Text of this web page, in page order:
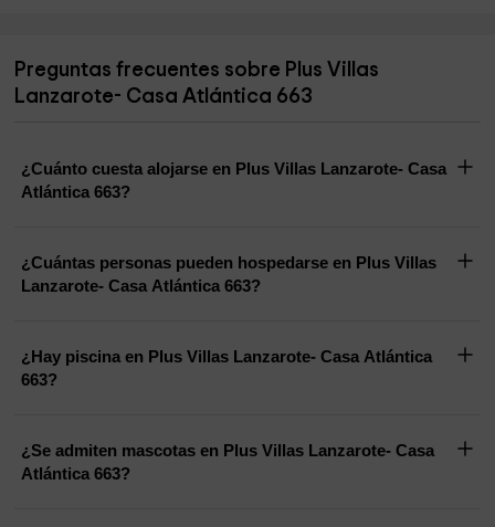
Preguntas frecuentes sobre Plus Villas
Lanzarote- Casa Atlántica 663
¿Cuánto cuesta alojarse en Plus Villas Lanzarote- Casa
Atlántica 663?
¿Cuántas personas pueden hospedarse en Plus Villas
Lanzarote- Casa Atlántica 663?
¿Hay piscina en Plus Villas Lanzarote- Casa Atlántica
663?
¿Se admiten mascotas en Plus Villas Lanzarote- Casa
Atlántica 663?